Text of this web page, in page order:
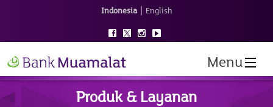
Indonesia | English
Menu
Produk & Layanan